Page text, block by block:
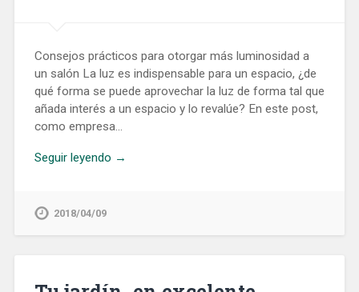
Consejos prácticos para otorgar más luminosidad a
un salón La luz es indispensable para un espacio, ¿de
qué forma se puede aprovechar la luz de forma tal que
añada interés a un espacio y lo revalúe? En este post,
como empresa…
Seguir leyendo →
2018/04/09